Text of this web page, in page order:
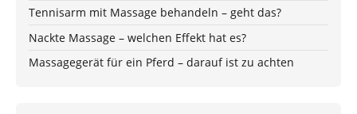
Tennisarm mit Massage behandeln – geht das?
Nackte Massage – welchen Effekt hat es?
Massagegerät für ein Pferd – darauf ist zu achten